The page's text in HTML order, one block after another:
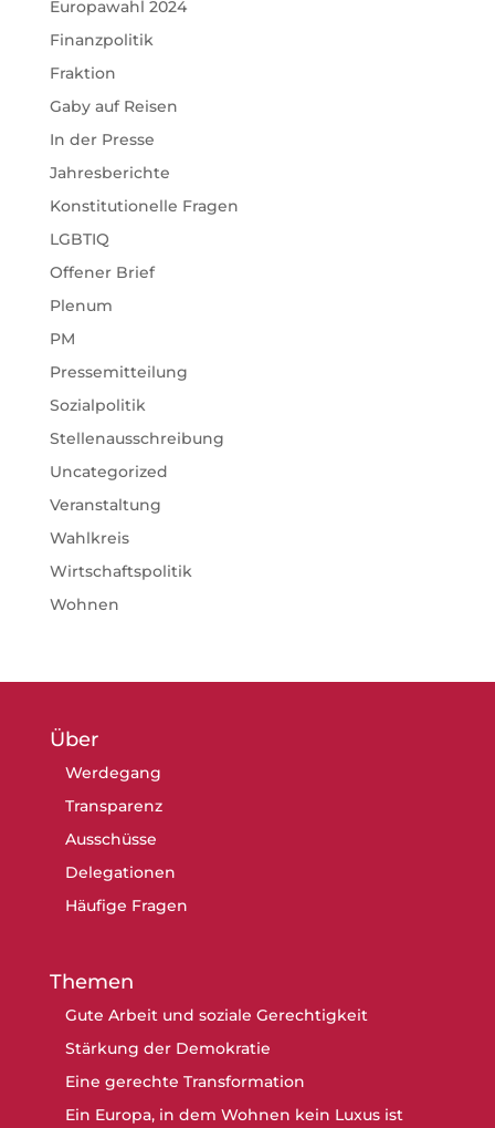
Europawahl 2024
Finanzpolitik
Fraktion
Gaby auf Reisen
In der Presse
Jahresberichte
Konstitutionelle Fragen
LGBTIQ
Offener Brief
Plenum
PM
Pressemitteilung
Sozialpolitik
Stellenausschreibung
Uncategorized
Veranstaltung
Wahlkreis
Wirtschaftspolitik
Wohnen
Über
Werdegang
Transparenz
Ausschüsse
Delegationen
Häufige Fragen
Themen
Gute Arbeit und soziale Gerechtigkeit
Stärkung der Demokratie
Eine gerechte Transformation
Ein Europa, in dem Wohnen kein Luxus ist